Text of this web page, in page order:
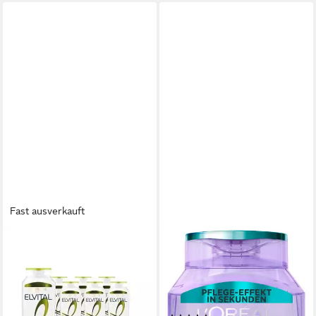
Fast ausverkauft
Elvital Energie Citrus CR
Shampoo, Packung, 6-tlg., Für
normales bis schnell
L'ORÉAL PARIS
Haarshampoo L'Oréal Paris
Elvital Hydra [Hyaluronic] Pure
Shampoo, Packung, 6-tlg.,
Reinigt fettige Kopfhaut,